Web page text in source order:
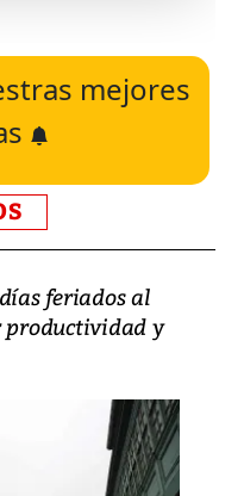
mejores
feriados al
productividad y